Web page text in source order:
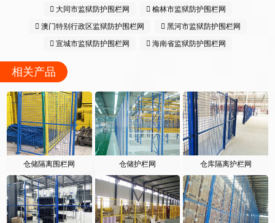
大同市监狱防护围栏网
榆林市监狱防护围栏网
澳门特别行政区监狱防护围栏网
黑河市监狱防护围栏网
宣城市监狱防护围栏网
海南省监狱防护围栏网
相关产品
仓储隔离围栏网 仓储护栏网 仓库隔离护栏网